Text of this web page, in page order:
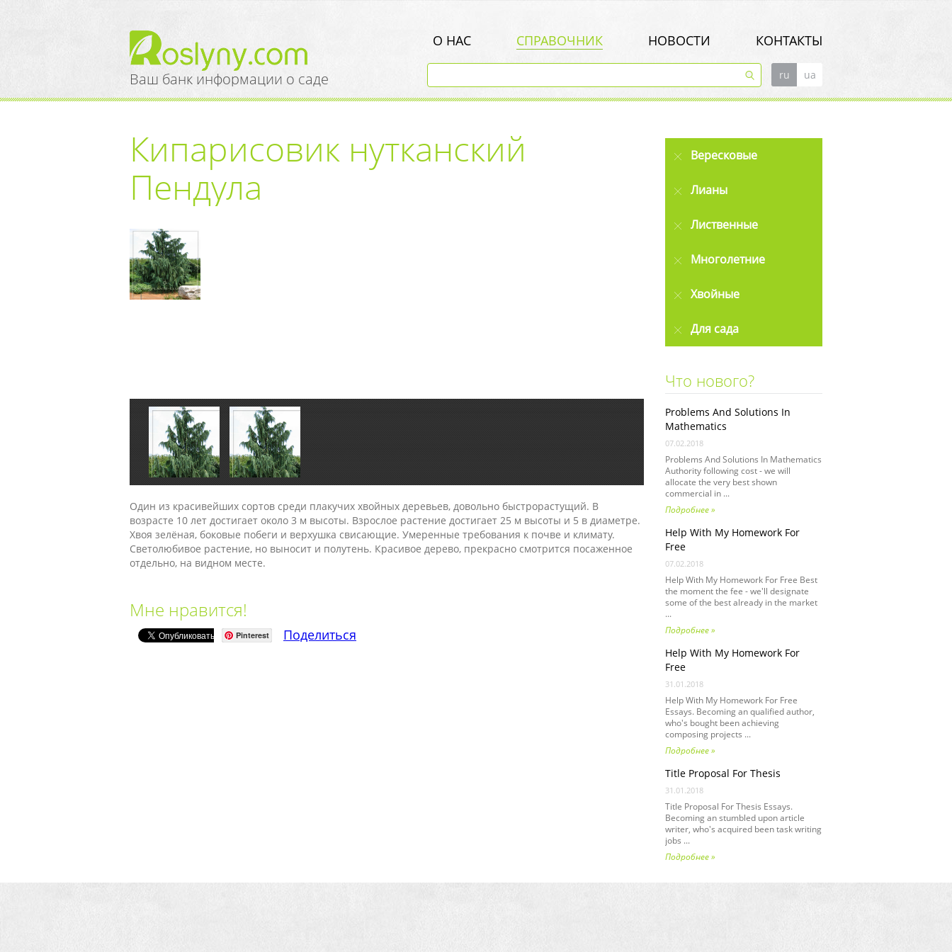
Ваш банк информации о саде
О НАС СПРАВОЧНИК НОВОСТИ КОНТАКТЫ
ru ua
Кипарисовик нутканский
Пендула
Один из красивейших сортов среди плакучих хвойных деревьев, довольно быстрорастущий. В
возрасте 10 лет достигает около 3 м высоты. Взрослое растение достигает 25 м высоты и 5 в диаметре.
Хвоя зелёная, боковые побеги и верхушка свисающие. Умеренные требования к почве и климату.
Светолюбивое растение, но выносит и полутень. Красивое дерево, прекрасно смотрится посаженное
отдельно, на видном месте.
Мне нравится!
Pinterest Поделиться
Вересковые
Лианы
Лиственные
Многолетние
Хвойные
Для сада
Что нового?
Problems And Solutions In
Mathematics
07.02.2018
Problems And Solutions In Mathematics
Authority following cost - we will
allocate the very best shown
commercial in ...
Подробнее »
Help With My Homework For
Free
07.02.2018
Help With My Homework For Free Best
the moment the fee - we'll designate
some of the best already in the market
...
Подробнее »
Help With My Homework For
Free
31.01.2018
Help With My Homework For Free
Essays. Becoming an qualified author,
who's bought been achieving
composing projects ...
Подробнее »
Title Proposal For Thesis
31.01.2018
Title Proposal For Thesis Essays.
Becoming an stumbled upon article
writer, who's acquired been task writing
jobs ...
Подробнее »